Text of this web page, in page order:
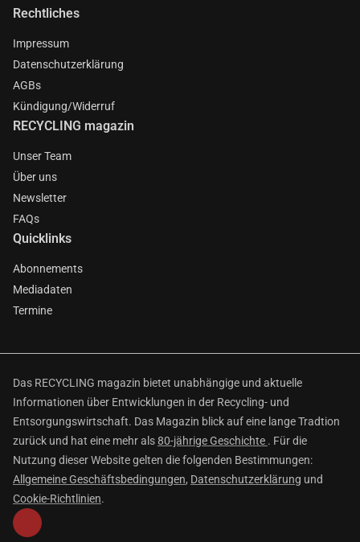
Rechtliches
Impressum
Datenschutzerklärung
AGBs
Kündigung/Widerruf
RECYCLING magazin
Unser Team
Über uns
Newsletter
FAQs
Quicklinks
Abonnements
Mediadaten
Termine
Das RECYCLING magazin bietet unabhängige und aktuelle
Informationen über Entwicklungen in der Recycling- und
Entsorgungswirtschaft. Das Magazin blick auf eine lange Tradtion
zurück und hat eine mehr als80-jährige Geschichte . Für die
Nutzung dieser Website gelten die folgenden Bestimmungen:
Allgemeine Geschäftsbedingungen, Datenschutzerklärung und
Cookie-Richtlinien.